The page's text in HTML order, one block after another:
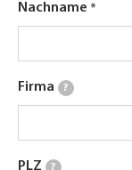
Nachname
Firma ?
PLZ ?